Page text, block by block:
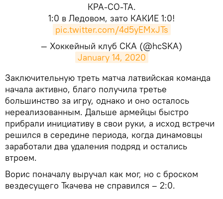
КРА-СО-ТА.
1:0 в Ледовом, зато КАКИЕ 1:0!
pic.twitter.com/4d5yEMxJTs
— Хоккейный клуб СКА (@hcSKA)
January 14, 2020
​Заключительную треть матча латвийская команда
начала активно, благо получила третье
большинство за игру, однако и оно осталось
нереализованным. Дальше армейцы быстро
прибрали инициативу в свои руки, а исход встречи
решился в середине периода, когда динамовцы
заработали два удаления подряд и остались
втроем.
Ворис поначалу выручал как мог, но с броском
вездесущего Ткачева не справился – 2:0.